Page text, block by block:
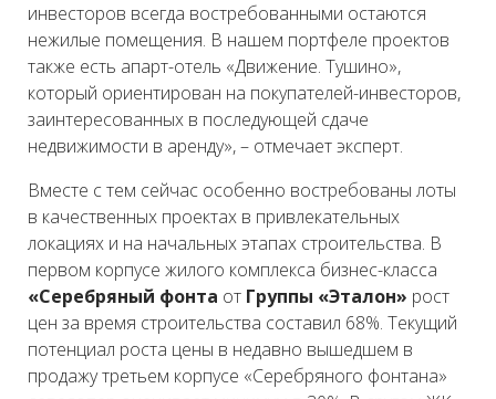
инвесторов всегда востребованными остаются
нежилые помещения. В нашем портфеле проектов
также есть апарт-отель «Движение. Тушино»,
который ориентирован на покупателей-инвесторов,
заинтересованных в последующей сдаче
недвижимости в аренду», – отмечает эксперт.
Вместе с тем сейчас особенно востребованы лоты
в качественных проектах в привлекательных
локациях и на начальных этапах строительства. В
первом корпусе жилого комплекса бизнес-класса
«Серебряный фонта от Группы «Эталон» рост
цен за время строительства составил 68%. Текущий
потенциал роста цены в недавно вышедшем в
продажу третьем корпусе «Серебряного фонтана»